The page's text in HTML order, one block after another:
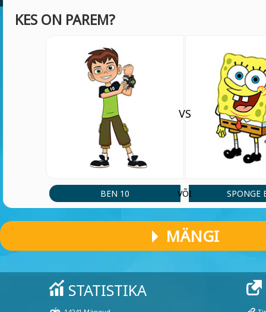
KES ON PAREM?
BEN 10
VS
VÕI SPONGE
MÄNGI